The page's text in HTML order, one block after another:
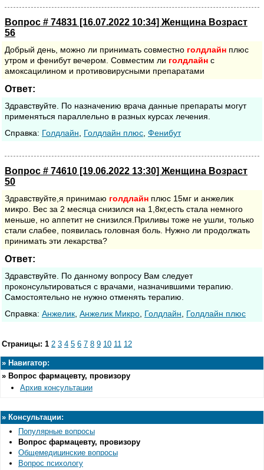
Вопрос # 74831 [16.07.2022 10:34] Женщина Возраст
56
Добрый день, можно ли принимать совместно голдлайн плюс
утром и фенибут вечером. Совместим ли голдлайн с
амоксацилином и противовирусными препаратами
Ответ:
Здравствуйте. По назначению врача данные препараты могут
применяться параллельно в разных курсах лечения.
Cправка: Голдлайн Голдлайн плюс Фенибут
Вопрос # 74610 [19.06.2022 13:30] Женщина Возраст
50
Здравствуйте,я принимаю голдлайн плюс 15мг и анжелик
микро. Вес за 2 месяца снизился на 1,8кг,есть стала немного
меньше, но аппетит не снизился.Приливы тоже не ушли, только
стали слабее, появилась головная боль. Нужно ли продолжать
принимать эти лекарства?
Ответ:
Здравствуйте. По данному вопросу Вам следует
проконсультироваться с врачами, назначившими терапию.
Самостоятельно не нужно отменять терапию.
Cправка: Анжелик Анжелик Микро Голдлайн Голдлайн плюс
Страницы: 1 2 3 4 5 6 7 8 9 10 11 12
» Навигатор:
» Вопрос фармацевту, провизору
Архив консультации
» Консультации:
Популярные вопросы
Вопрос фармацевту, провизору
Общемедицинские вопросы
Вопрос психологу